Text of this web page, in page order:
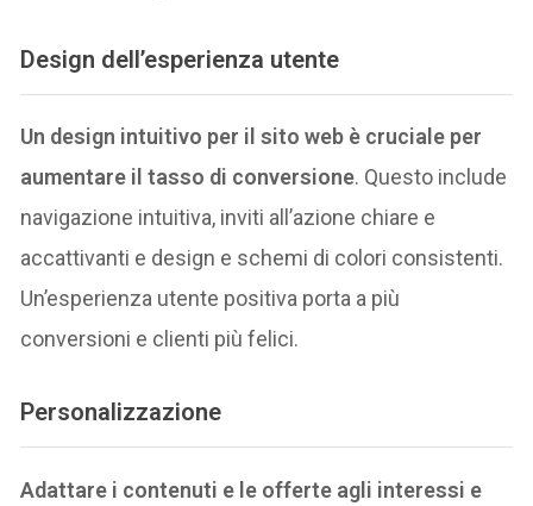
Design dell’esperienza utente
Un design intuitivo per il sito web è cruciale per
aumentare il tasso di conversione. Questo include
navigazione intuitiva, inviti all’azione chiare e
accattivanti e design e schemi di colori consistenti.
Un’esperienza utente positiva porta a più
conversioni e clienti più felici.
Personalizzazione
Adattare i contenuti e le offerte agli interessi e